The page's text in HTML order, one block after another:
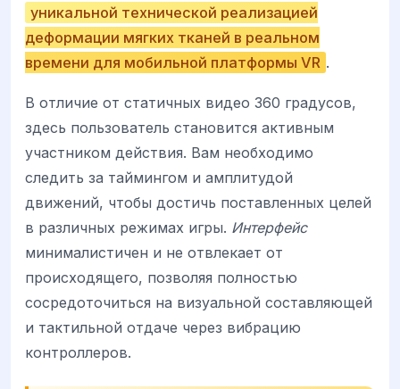
уникальной технической реализацией
деформации мягких тканей в реальном
времени для мобильной платформы VR .
В отличие от статичных видео 360 градусов,
здесь пользователь становится активным
участником действия. Вам необходимо
следить за таймингом и амплитудой
движений, чтобы достичь поставленных целей
в различных режимах игры. Интерфейс
минималистичен и не отвлекает от
происходящего, позволяя полностью
сосредоточиться на визуальной составляющей
и тактильной отдаче через вибрацию
контроллеров.